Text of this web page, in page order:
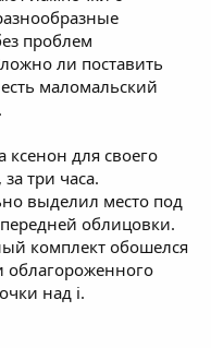
проблем
ли поставить
маломальский
для своего
три часа.
выделил место под
облицовки.
комплект обошелся
облагороженного
над i.